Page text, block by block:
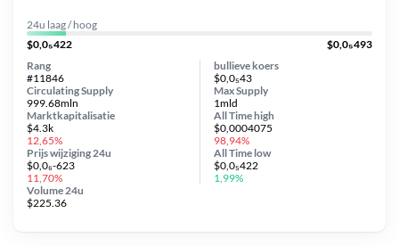
24u laag / hoog
$0,0₅422
$0,0₅493
bullieve koers
$0,0₅43
Circulating Supply
999.68mln
Prijs wijziging 24u
$0,0₆-623
11,70%
Max Supply
1mld
Marktkapitalisatie
$4.3k
12,65%
Volume 24u
$225.36
Rang
#11846
All Timehigh
$0,0004075
98,94%
All Time low
$0,0₅422
1,99%